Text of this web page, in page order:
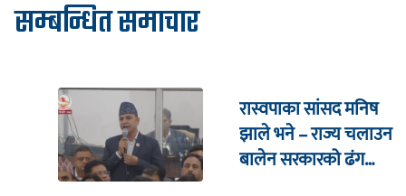
सम्बन्धित समाचार
रास्वपाका सांसद मनिष
झाले भने – राज्य चलाउन
बालेन सरकारको ढंग